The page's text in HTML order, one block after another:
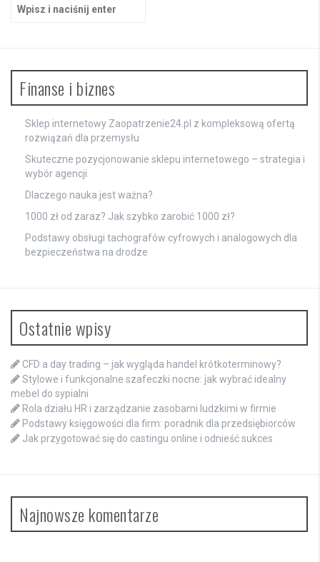
Finanse i biznes
Sklep internetowy Zaopatrzenie24.pl z kompleksową ofertą
rozwiązań dla przemysłu
Skuteczne pozycjonowanie sklepu internetowego – strategia i
wybór agencji
Dlaczego nauka jest ważna?
1000 zł od zaraz? Jak szybko zarobić 1000 zł?
Podstawy obsługi tachografów cyfrowych i analogowych dla
bezpieczeństwa na drodze
Ostatnie wpisy
CFD a day trading – jak wygląda handel krótkoterminowy?
Stylowe i funkcjonalne szafeczki nocne: jak wybrać idealny
mebel do sypialni
Rola działu HR i zarządzanie zasobami ludzkimi w firmie
Podstawy księgowości dla firm: poradnik dla przedsiębiorców
Jak przygotować się do castingu online i odnieść sukces
Najnowsze komentarze